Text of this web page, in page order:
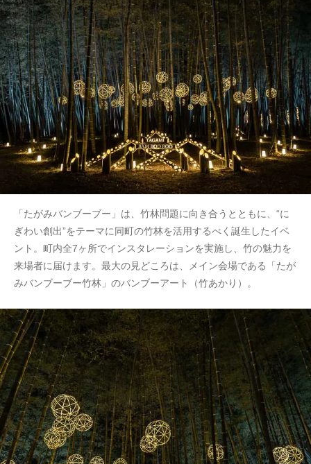
「たがみバンブーブー」は、竹林問題に向き合うとともに、“に
ぎわい創出”をテーマに同町の竹林を活用するべく誕生したイベ
ント。町内全7ヶ所でインスタレーションを実施し、竹の魅力を
来場者に届けます。最大の見どころは、メイン会場である「たが
みバンブーブー竹林」のバンブーアート（竹あかり）。